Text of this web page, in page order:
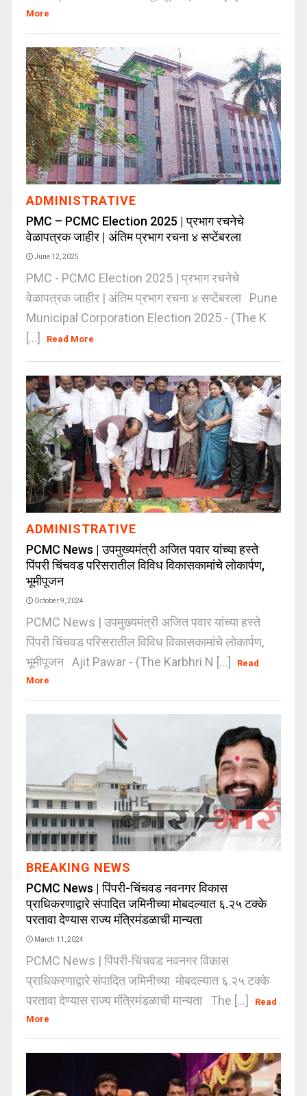
More
ADMINISTRATIVE
PMC – PCMC Election 2025 | प्रभाग रचनेचे
वेळापत्रक जाहीर | अंतिम प्रभाग रचना ४ सप्टेंबरला
June 12, 2025
PMC - PCMC Election 2025 | प्रभाग रचनेचे
वेळापत्रक जाहीर | अंतिम प्रभाग रचना ४ सप्टेंबरला Pune
Municipal Corporation Election 2025 - (The K
[...]
Read More
ADMINISTRATIVE
PCMC News | उपमुख्यमंत्री अजित पवार यांच्या हस्ते
पिंपरी चिंचवड परिसरातील विविध विकासकामांचे लोकार्पण,
भूमीपूजन
October 9, 2024
PCMC News | उपमुख्यमंत्री अजित पवार यांच्या हस्ते
पिंपरी चिंचवड परिसरातील विविध विकासकामांचे लोकार्पण,
भूमीपूजन Ajit Pawar - (The Karbhri N [...]
Read
More
BREAKING NEWS
PCMC News | पिंपरी-चिंचवड नवनगर विकास
प्राधिकरणाद्वारे संपादित जमिनीच्या मोबदल्यात ६.२५ टक्के
परतावा देण्यास राज्य मंत्रिमंडळाची मान्यता
March 11, 2024
PCMC News | पिंपरी-चिंचवड नवनगर विकास
प्राधिकरणाद्वारे संपादित जमिनीच्या मोबदल्यात ६.२५ टक्के
परतावा देण्यास राज्य मंत्रिमंडळाची मान्यता The [...]
Read
More